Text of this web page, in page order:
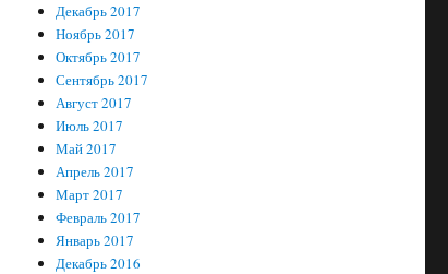
Декабрь 2017
Ноябрь 2017
Октябрь 2017
Сентябрь 2017
Август 2017
Июль 2017
Май 2017
Апрель 2017
Март 2017
Февраль 2017
Январь 2017
Декабрь 2016